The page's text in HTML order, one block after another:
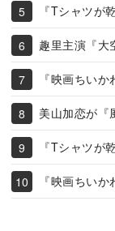
『Tシャツが
趣里主演『大
『映画ちい
美山加恋が『
『Tシャツが
『映画ちい